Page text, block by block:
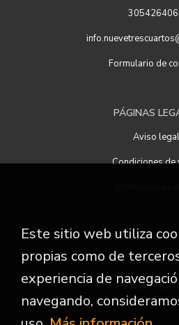
Formulario de
PÁGINAS
Aviso legal
Condiciones de
ATENCIÓN AL
Quiénes
Pedidos
Este sitio web utiliza
propias como de
experiencia de
navegando,